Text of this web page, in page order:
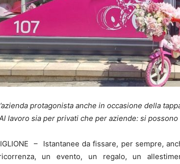
protagonista anche in occasione della
lavoro sia per privati che per aziende: si
– Istantanee da fissare, per sempre,
un evento, un regalo, un